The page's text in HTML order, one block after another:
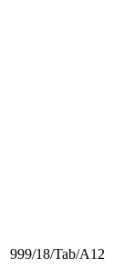
999/18/Tab/A12